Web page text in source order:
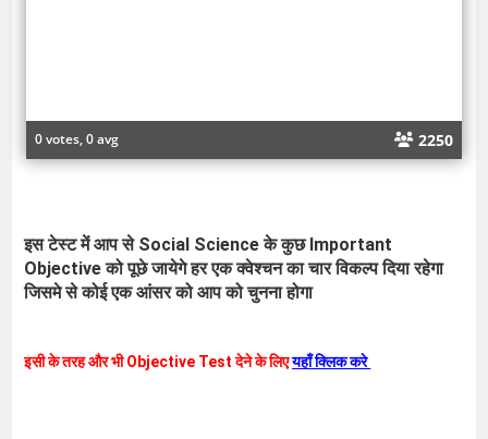
0 votes, 0 avg 2250
इस टेस्ट में आप से Social Scienceके कुछImportant
Objectiveको पूछे जायेगे हर एक क्वेश्चन का चार विकल्प दिया रहेगा
जिसमे से कोई एक आंसर को आप कोचुनना होगा
इसी के तरह और भी Objective Test देने के लिएयहाँ क्लिक करे